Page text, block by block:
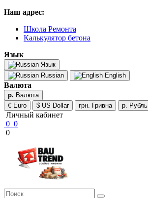
Наш адрес:
Школа Ремонта
Калькулятор бетона
Язык
Язык
Russian
English
Валюта
р. Валюта
€ Euro
$ US Dollar грн. Гривна р. Рубль
Личный кабинет
0 0
0